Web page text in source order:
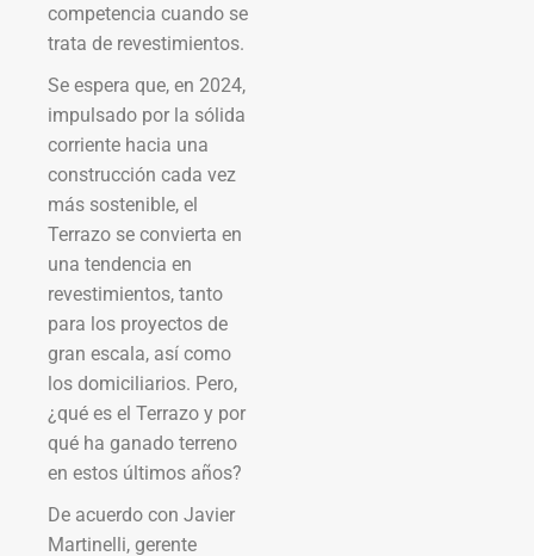
competencia cuando se
trata de revestimientos.
Se espera que, en 2024,
impulsado por la sólida
corriente hacia una
construcción cada vez
más sostenible, el
Terrazo se convierta en
una tendencia en
revestimientos, tanto
para los proyectos de
gran escala, así como
los domiciliarios. Pero,
¿qué es el Terrazo y por
qué ha ganado terreno
en estos últimos años?
De acuerdo con Javier
Martinelli, gerente